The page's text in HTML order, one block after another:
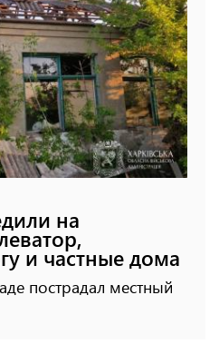
на
и частные дома
пострадал местный